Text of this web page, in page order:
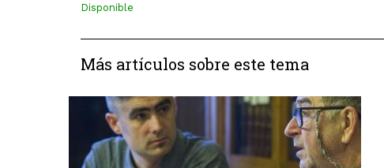
Disponible
Más artículos sobre este tema